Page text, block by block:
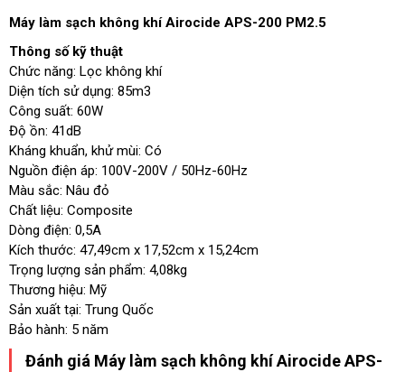
Máy làm sạch không khí Airocide APS-200 PM2.5
Thông số kỹ thuật
Chức năng: Lọc không khí
Diện tích sử dụng: 85m3
Công suất: 60W
Độ ồn: 41dB
Kháng khuẩn, khử mùi: Có
Nguồn điện áp: 100V-200V / 50Hz-60Hz
Màu sắc: Nâu đỏ
Chất liệu: Composite
Dòng điện: 0,5A
Kích thước: 47,49cm x 17,52cm x 15,24cm
Trọng lượng sản phẩm: 4,08kg
Thương hiệu: Mỹ
Sản xuất tại: Trung Quốc
Bảo hành: 5 năm
Đánh giá Máy làm sạch không khí Airocide APS-